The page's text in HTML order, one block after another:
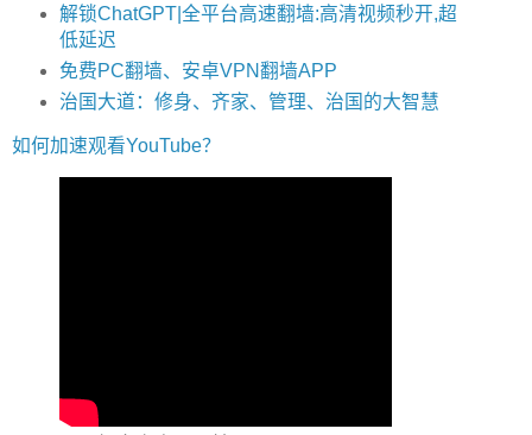
解锁ChatGPT|全平台高速翻墙:高清视频秒开,超
低延迟
免费PC翻墙、安卓VPN翻墙APP
治国大道：修身、齐家、管理、治国的大智慧
如何加速观看YouTube？